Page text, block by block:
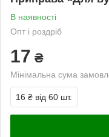
В наявності
Опт і роздріб
17 ₴
Мінімальна сума
16 ₴ від 60 шт.